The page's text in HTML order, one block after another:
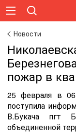
Новости
пожар в
25 февраля в
поступила
В.Букача пгт
объединенной